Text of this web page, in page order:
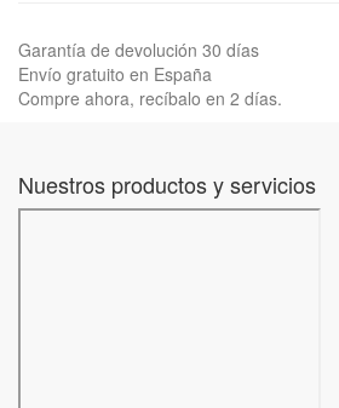
Garantía de devolución 30 días
Envío gratuito en España
Compre ahora, recíbalo en 2 días.
Nuestros productos y servicios